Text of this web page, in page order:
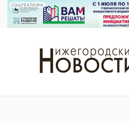
СОЦРЕКЛАМА